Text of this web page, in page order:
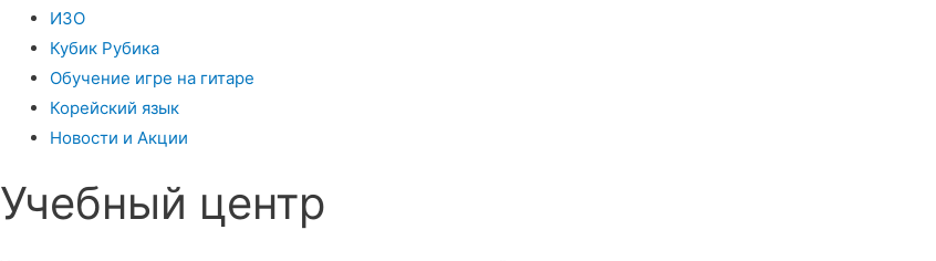
ИЗО
Кубик Рубика
Обучение игре на гитаре
Корейский язык
Новости и Акции
Учебный центр​